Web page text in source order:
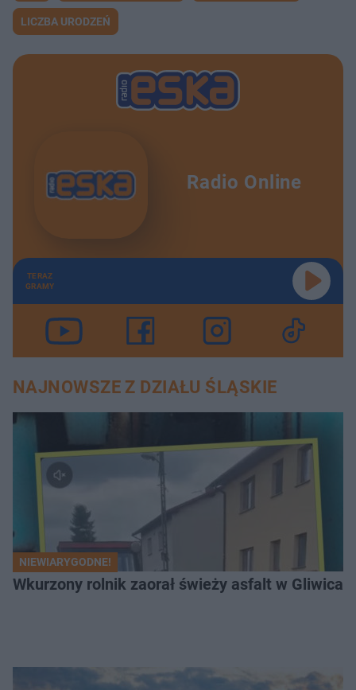
LICZBA URODZEŃ
Radio Online
TERAZ
GRAMY
NAJNOWSZE Z DZIAŁU ŚLĄSKIE
NIEWIARYGODNE!
Wkurzony rolnik zaorał świeży asfalt w